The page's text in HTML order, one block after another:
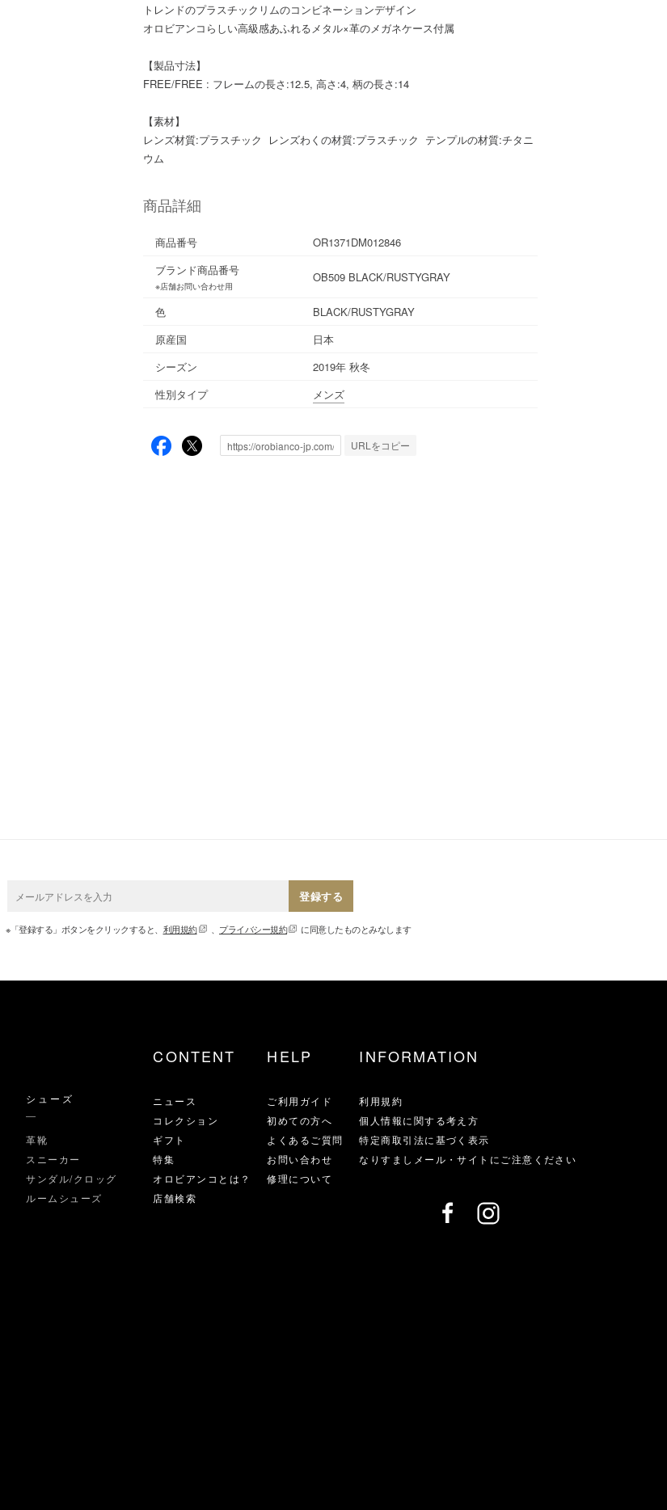
トレンドのプラスチックリムのコンビネーションデザイン
オロビアンコらしい高級感あふれるメタル×革のメガネケース付属
【製品寸法】
FREE/FREE : フレームの長さ:12.5, 高さ:4, 柄の長さ:14
【素材】
レンズ材質:プラスチック レンズわくの材質:プラスチック テンプルの材質:チタニ
ウム
商品詳細
商品番号
OR1371DM012846
ブランド商品番号
※店舗お問い合わせ用
OB509 BLACK/RUSTYGRAY
色
BLACK/RUSTYGRAY
原産国
日本
シーズン
2019年 秋冬
性別タイプ
メンズ
URLをコピー
登録する
※「登録する」ボタンをクリックすると、 利用規約 、 プライバシー規約 に同意したものとみなします
シューズ
革靴
スニーカー
サンダル/クロッグ
ルームシューズ
CONTENT
ニュース
コレクション
ギフト
特集
オロビアンコとは？
店舗検索
HELP
ご利用ガイド
初めての方へ
よくあるご質問
お問い合わせ
修理について
INFORMATION
利用規約
個人情報に関する考え方
特定商取引法に基づく表示
なりすましメール・サイトにご注意ください